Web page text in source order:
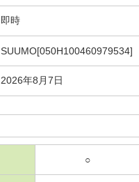
即時
SUUMO[050H100460979534]
2026年8月7日
○